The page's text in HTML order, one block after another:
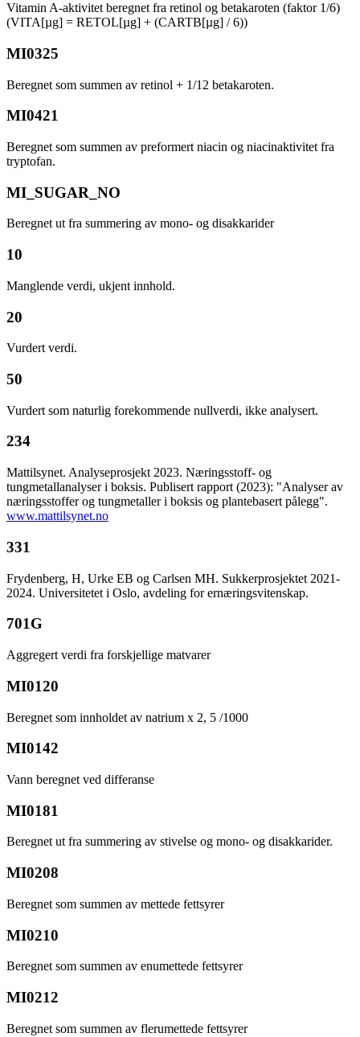
Vitamin A-aktivitet beregnet fra retinol og betakaroten (faktor 1/6)
(VITA[µg] = RETOL[µg] + (CARTB[µg] / 6))
MI0325
Beregnet som summen av retinol + 1/12 betakaroten.
MI0421
Beregnet som summen av preformert niacin og niacinaktivitet fra
tryptofan.
MI_SUGAR_NO
Beregnet ut fra summering av mono- og disakkarider
10
Manglende verdi, ukjent innhold.
20
Vurdert verdi.
50
Vurdert som naturlig forekommende nullverdi, ikke analysert.
234
Mattilsynet. Analyseprosjekt 2023. Næringsstoff- og
tungmetallanalyser i boksis. Publisert rapport (2023): "Analyser av
næringsstoffer og tungmetaller i boksis og plantebasert pålegg".
www.mattilsynet.no
331
Frydenberg, H, Urke EB og Carlsen MH. Sukkerprosjektet 2021-
2024. Universitetet i Oslo, avdeling for ernæringsvitenskap.
701G
Aggregert verdi fra forskjellige matvarer
MI0120
Beregnet som innholdet av natrium x 2, 5 /1000
MI0142
Vann beregnet ved differanse
MI0181
Beregnet ut fra summering av stivelse og mono- og disakkarider.
MI0208
Beregnet som summen av mettede fettsyrer
MI0210
Beregnet som summen av enumettede fettsyrer
MI0212
Beregnet som summen av flerumettede fettsyrer